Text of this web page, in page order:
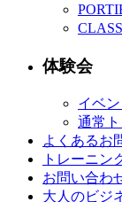
体験会
イベ
通常
よくあるお
トレーニン
お問い合わ
大人のビジ